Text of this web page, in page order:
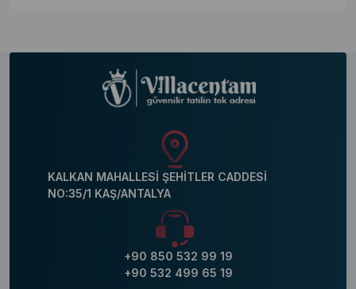
KALKAN MAHALLESİ ŞEHİTLER CADDESİ
NO:35/1 KAŞ/ANTALYA
+90 850 532 99 19
+90 532 499 65 19